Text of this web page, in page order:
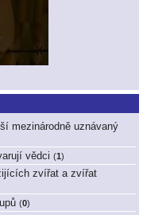
mezinárodně uznávaný
vědci (1 )
zvířat a zvířat
(0)